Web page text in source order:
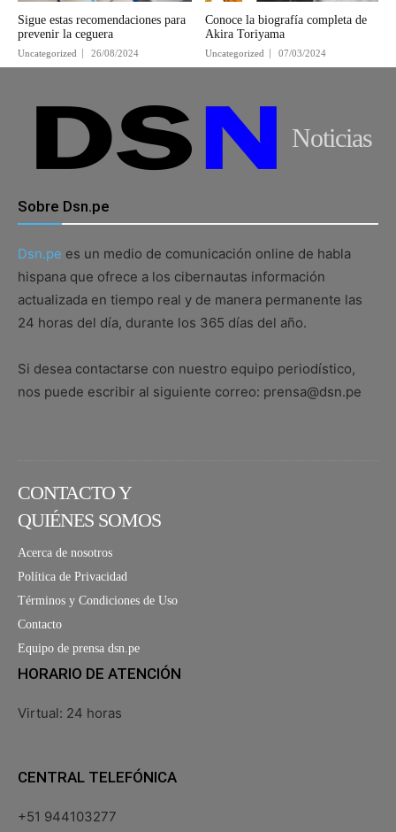
Sigue estas recomendaciones para
prevenir la ceguera
Uncategorized 26/08/2024
Conoce la biografía completa de
Akira Toriyama
Uncategorized 07/03/2024
Noticias
Sobre Dsn.pe
Dsn.pe es un medio de comunicación online de habla
hispana que ofrece a los cibernautas información
actualizada en tiempo real y de manera permanente las
24 horas del día, durante los 365 días del año.
Si desea contactarse con nuestro equipo periodístico,
nos puede escribir al siguiente correo: prensa@dsn.pe
CONTACTO Y
QUIÉNES SOMOS
Acerca de nosotros
Política de Privacidad
Términos y Condiciones de Uso
Contacto
Equipo de prensa dsn.pe
HORARIO DE ATENCIÓN
Virtual: 24 horas
CENTRAL TELEFÓNICA
+51 944103277